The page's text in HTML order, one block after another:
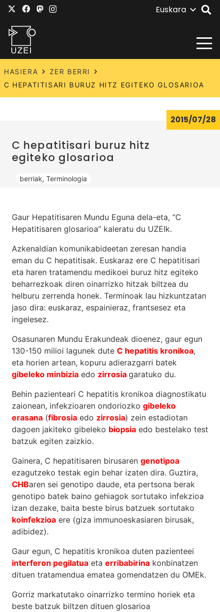
Euskara
HASIERA
ZER BERRI
C HEPATITISARI BURUZ HITZ EGITEKO GLOSARIOA
C hepatitisari buruz hitz
egiteko glosarioa
berriak, Terminologia
2015/07/28
Gaur Hepatitisaren Mundu Eguna dela-eta, “C
Hepatitisaren glosarioa” kaleratu du UZEIk.
Azkenaldian komunikabideetan zeresan handia
eman du C hepatitisak. Euskaraz ere C hepatitisari
eta haren tratamendu medikoei buruz hitz egiteko
beharrezkoak diren oinarrizko hitzak biltzea du
helburu zerrenda honek. Terminoak lau hizkuntzatan
jaso dira: euskaraz, espainieraz, frantsesez eta
ingelesez.
Osasunaren Mundu Erakundeak dioenez, gaur egun
130-150 milioi lagunek dute C hepatitis kronikoa,
eta horien artean, kopuru adierazgarri batek
gibeleko minbizia edo zirrosia garatuko du.
Behin pazienteari C hepatitis kronikoa diagnostikatu
zaionean, infekzioaren ondoriozko gibeleko
erasana (fibrosia edo zirrosia) zein estadiotan
dagoen jakiteko gibeleko biopsia edo bestelako test
batzuk egiten zaizkio.
Gainera, C hepatitisaren birusaren genotipoa
ezagutzeko testak egin behar izaten dira. Guztira,
CHBaren sei genotipo daude, eta pertsona berak
genotipo batek baino gehiagok sortutako infekzioa
izan dezake, baita beste birus batzuek sortutako
koinfekzioa ere (giza immunoeskasiaren birusak,
adibidez).
Gaur egun, C hepatitis kronikoa duten pazienteei
interferon pegilatua eta erribabirina konbinatzen
dituen tratamendua ematea gomendatzen du OMEk.
Gorriz markatutako oinarrizko termino horiek eta
beste batzuk biltzen dituen glosarioa